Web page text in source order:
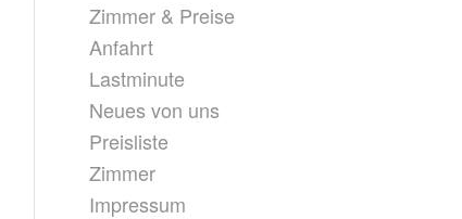
Zimmer & Preise
Anfahrt
Lastminute
Neues von uns
Preisliste
Zimmer
Impressum